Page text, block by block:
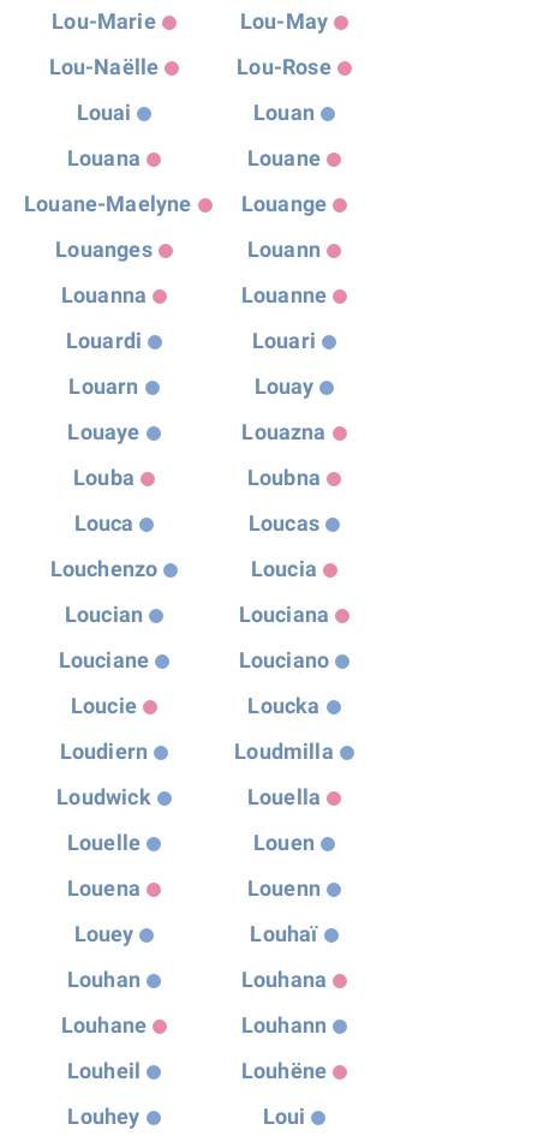
Lou-Marie
Lou-May
Lou-Naëlle
Lou-Rose
Louai
Louan
Louana
Louane
Louane-Maelyne
Louange
Louanges
Louann
Louanna
Louanne
Louardi
Louari
Louarn
Louay
Louaye
Louazna
Louba
Loubna
Louca
Loucas
Louchenzo
Loucia
Loucian
Louciana
Louciane
Louciano
Loucie
Loucka
Loudiern
Loudmilla
Loudwick
Louella
Louelle
Louen
Louena
Louenn
Louey
Louhaï
Louhan
Louhana
Louhane
Louhann
Louheil
Louhëne
Louhey
Loui